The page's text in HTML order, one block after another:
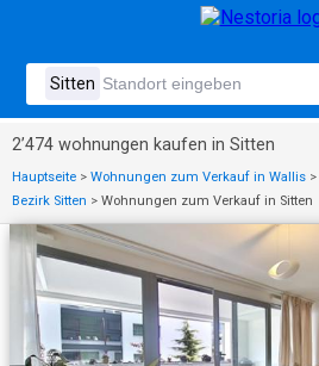
2’474 wohnungen kaufen in Sitten
Hauptseite > Wohnungen zum Verkauf in Wallis >
Bezirk Sitten > Wohnungen zum Verkauf in Sitten